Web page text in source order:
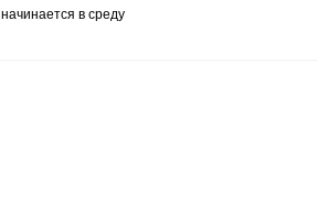
начинается в среду